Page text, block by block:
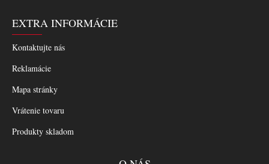
EXTRA INFORMÁCIE
Kontaktujte nás
Reklamácie
Mapa stránky
Vrátenie tovaru
Produkty skladom